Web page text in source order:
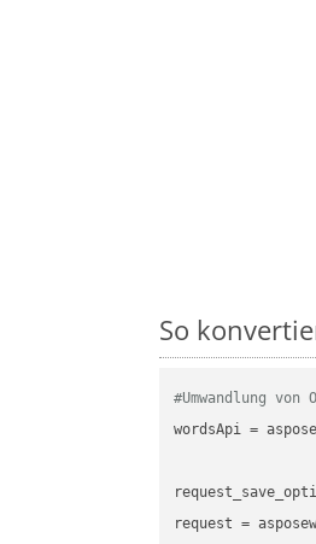
So
#Umwandlung von
wordsApi =
request